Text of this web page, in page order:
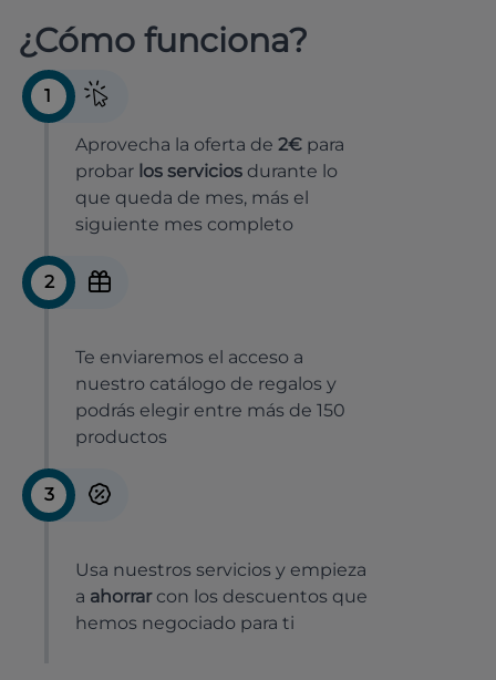
¿Cómo funciona?
1
Aprovecha la oferta de 2€ para
probar los servicios durante lo
que queda de mes, más el
siguiente mes completo
2
Te enviaremos el acceso a
nuestro catálogo de regalos y
podrás elegir entre más de 150
productos
3
Usa nuestros servicios y empieza
a ahorrar con los descuentos que
hemos negociado para ti